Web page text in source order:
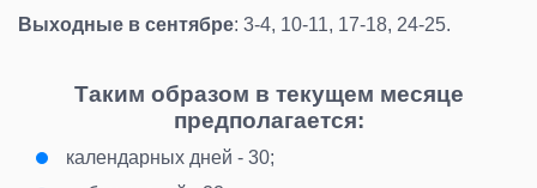
Выходные в сентябре: 3-4, 10-11, 17-18, 24-25.
Таким образом в текущем месяце
предполагается:
календарных дней - 30;